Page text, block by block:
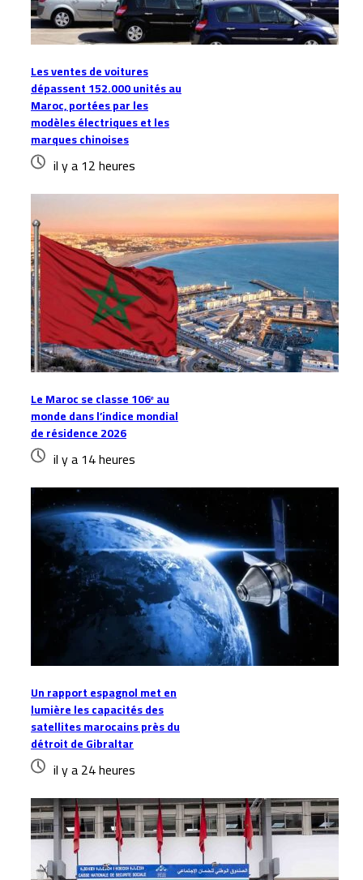
Les ventes de voitures
dépassent 152.000 unités au
Maroc, portées par les
modèles électriques et les
marques chinoises
il y a 12 heures
Le Maroc se classe 106ᵉ au
monde dans l’indice mondial
de résidence 2026
il y a 14 heures
Un rapport espagnol met en
lumière les capacités des
satellites marocains près du
détroit de Gibraltar
il y a 24 heures